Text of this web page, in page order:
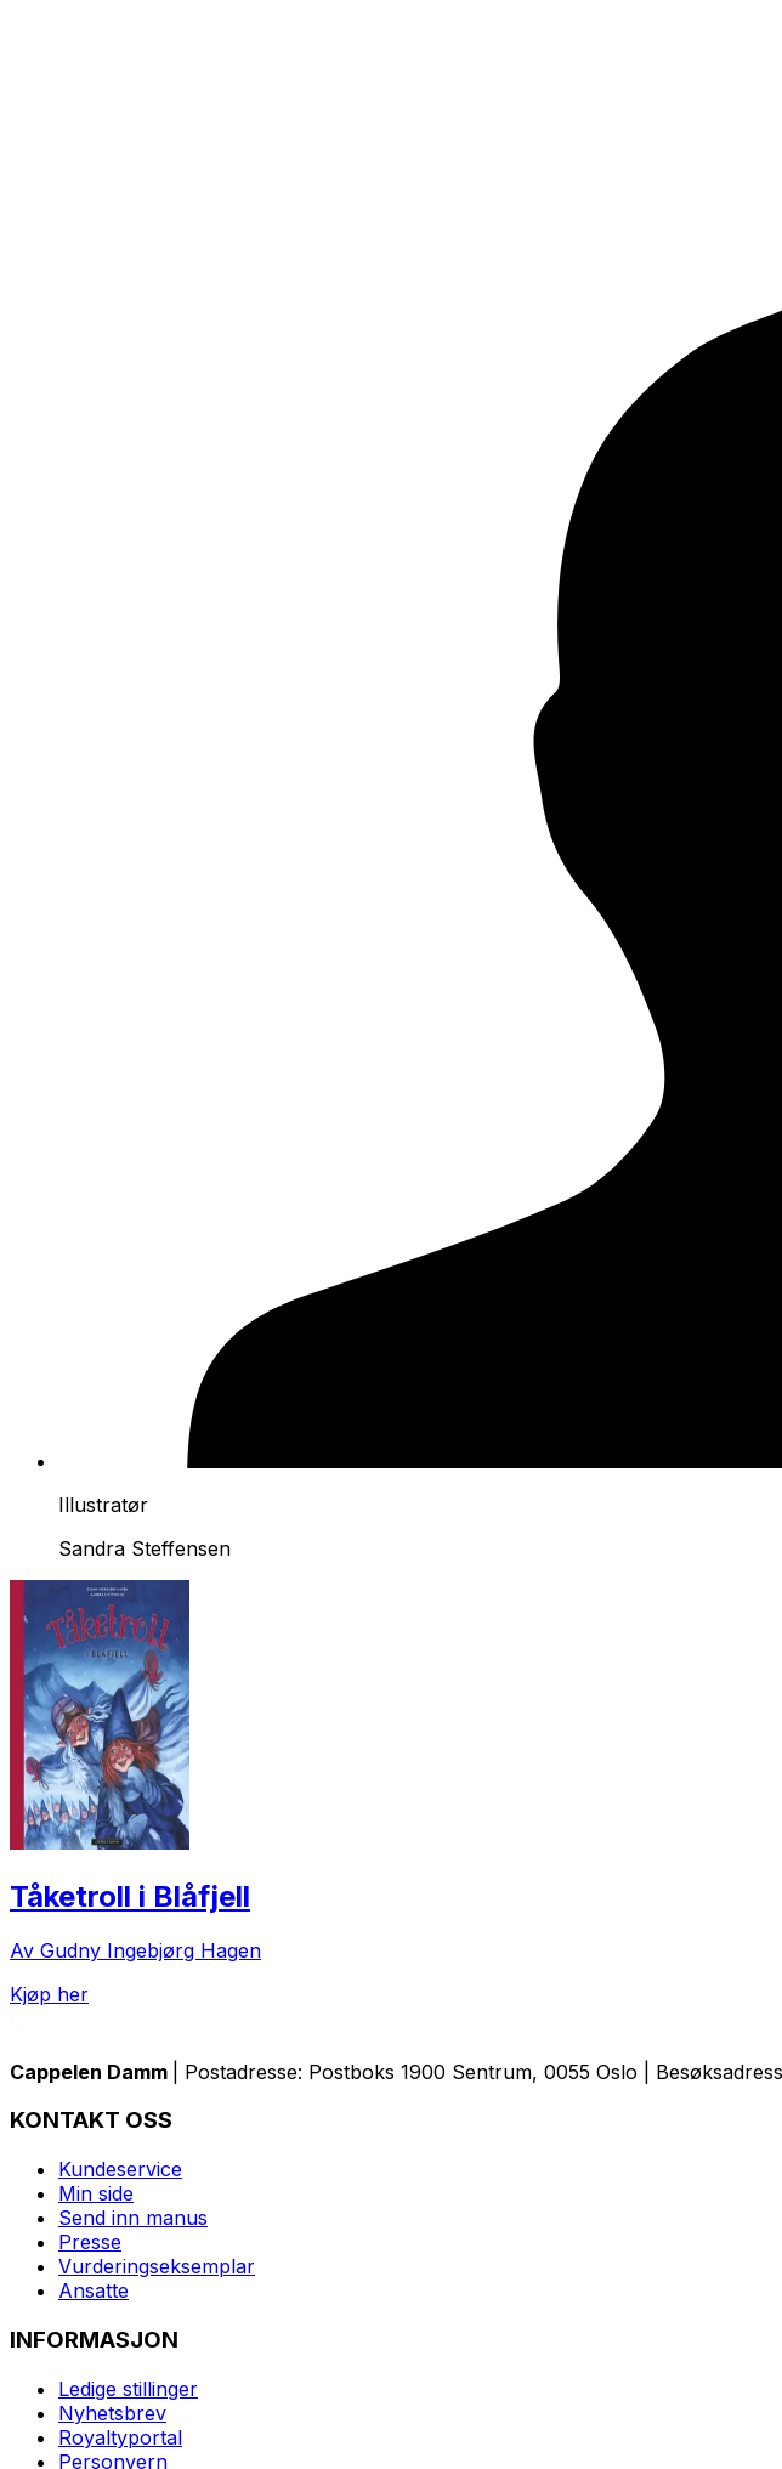
Illustratør
Sandra Steffensen
Tåketroll i Blåfjell
Av Gudny Ingebjørg Hagen
Kjøp her
Cappelen Damm | Postadresse: Postboks 1900 Sentrum, 0055 Oslo |
KONTAKT OSS
Kundeservice
Min side
Send inn manus
Presse
Vurderingseksemplar
Ansatte
INFORMASJON
Ledige stillinger
Nyhetsbrev
Royaltyportal
Personvern